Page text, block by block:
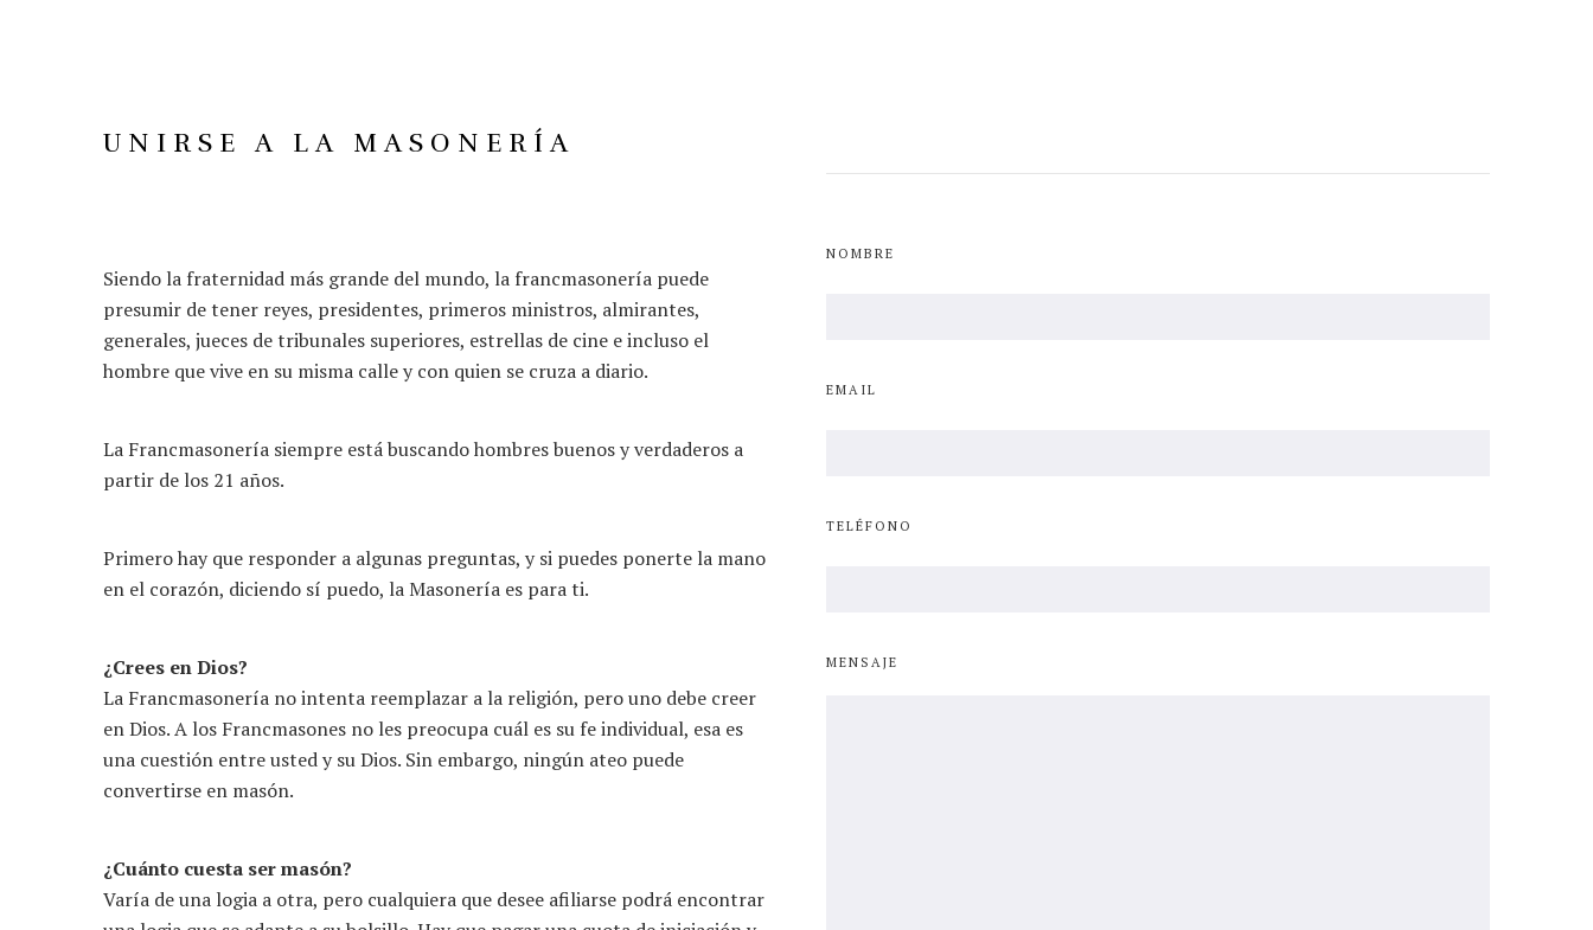
UNIRSE A LA MASONERÍA
Siendo la fraternidad más grande del mundo, la francmasonería puede
presumir de tener reyes, presidentes, primeros ministros, almirantes,
generales, jueces de tribunales superiores, estrellas de cine e incluso el
hombre que vive en su misma calle y con quien se cruza a diario.
La Francmasonería siempre está buscando hombres buenos y verdaderos a
partir de los 21 años.
Primero hay que responder a algunas preguntas, y si puedes ponerte la mano
en el corazón, diciendo sí puedo, la Masonería es para ti.
¿Crees en Dios?
La Francmasonería no intenta reemplazar a la religión, pero uno debe creer
en Dios. A los Francmasones no les preocupa cuál es su fe individual, esa es
una cuestión entre usted y su Dios. Sin embargo, ningún ateo puede
convertirse en masón.
¿Cuánto cuesta ser masón?
Varía de una logia a otra, pero cualquiera que desee afiliarse podrá encontrar
NOMBRE
EMAIL
TELÉFONO
MENSAJE